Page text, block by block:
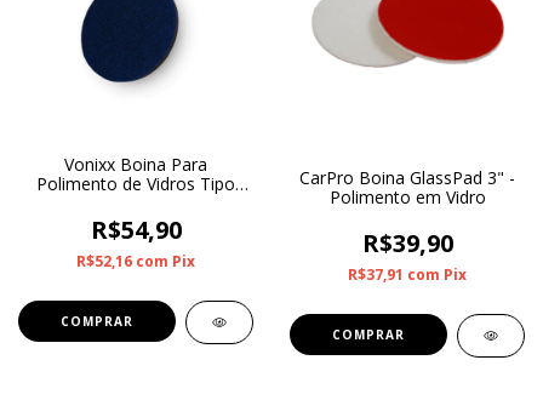
Vonixx Boina Para
Polimento de Vidros Tipo
R$54,90
R$52,16 com Pix
CarPro Boina GlassPad 3" -
Polimento em Vidro
R$39,90
R$37,91 com Pix